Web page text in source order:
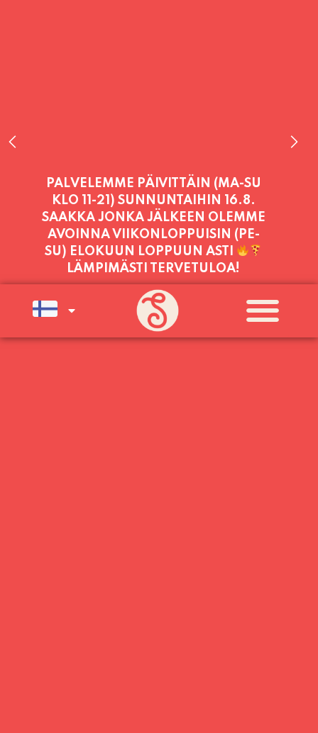
PALVELEMME TÄNÄÄN:
PERJANTAI11:00 - 21:00
PALVELEMME PÄIVITTÄIN (MA-SU
KLO 11-21) SUNNUNTAIHIN 16.8.
SAAKKA JONKA JÄLKEEN OLEMME
AVOINNA VIIKONLOPPUISIN (PE-
SU) ELOKUUN LOPPUUN ASTI
LÄMPIMÄSTI TERVETULOA!